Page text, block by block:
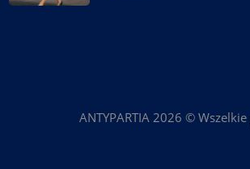
ANTYPARTIA 2026 ©